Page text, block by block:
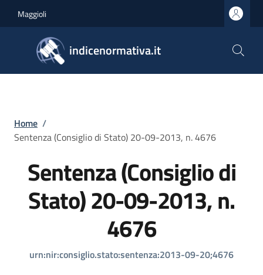
Maggioli
indicenormativa.it
Briciole di pane
Home /
Sentenza (Consiglio di Stato) 20-09-2013, n. 4676
Sentenza (Consiglio di
Stato) 20-09-2013, n.
4676
urn:nir:consiglio.stato:sentenza:2013-09-20;4676